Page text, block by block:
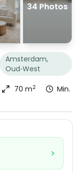
34 Photos
Amsterdam,
Oud-West
70 m2
Min.